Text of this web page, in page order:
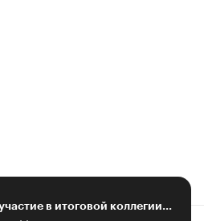
Глава Адыгеи принял участие в итоговой коллегии минздрава республики